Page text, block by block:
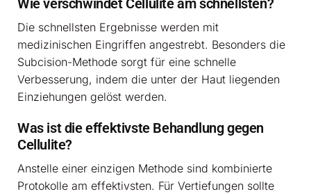
Wie verschwindet Cellulite am schnellsten?
Die schnellsten Ergebnisse werden mit
medizinischen Eingriffen angestrebt. Besonders die
Subcision-Methode sorgt für eine schnelle
Verbesserung, indem die unter der Haut liegenden
Einziehungen gelöst werden.
Was ist die effektivste Behandlung gegen
Cellulite?
Anstelle einer einzigen Methode sind kombinierte
Protokolle am effektivsten. Für Vertiefungen sollte